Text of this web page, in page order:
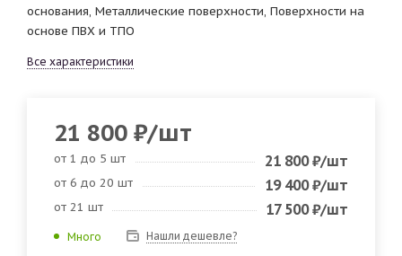
основания, Металлические поверхности, Поверхности на
основе ПВХ и ТПО
Все характеристики
21 800 ₽/шт
от 1 до 5 шт 21 800₽/шт
от 6 до 20 шт 19 400₽/шт
от 21 шт 17 500₽/шт
Много Нашли дешевле?